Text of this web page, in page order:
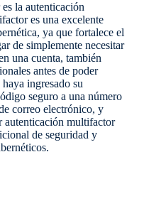
la autenticación
es una excelente
ya que fortalece el
de simplemente necesitar
una cuenta, también
antes de poder
ingresado su
seguro a una número
correo electrónico, y
autenticación multifactor
de seguridad y